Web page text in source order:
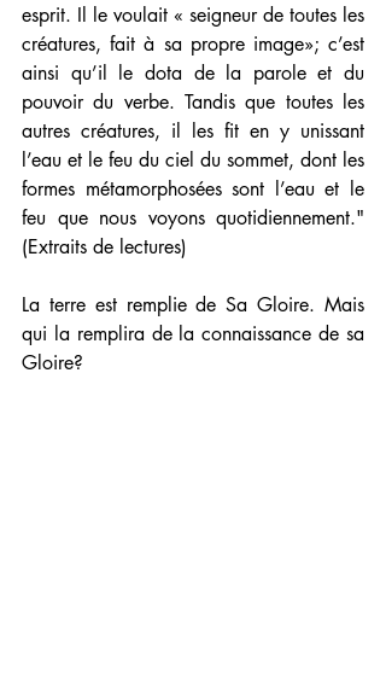
esprit. Il le voulait « seigneur de toutes les
créatures, fait à sa propre image»; c’est
ainsi qu’il le dota de la parole et du
pouvoir du verbe. Tandis que toutes les
autres créatures, il les fit en y unissant
l’eau et le feu du ciel du sommet, dont les
formes métamorphosées sont l’eau et le
feu que nous voyons quotidiennement."
(Extraits de lectures)
La terre est remplie de Sa Gloire. Mais
qui la remplira de la connaissance de sa
Gloire?